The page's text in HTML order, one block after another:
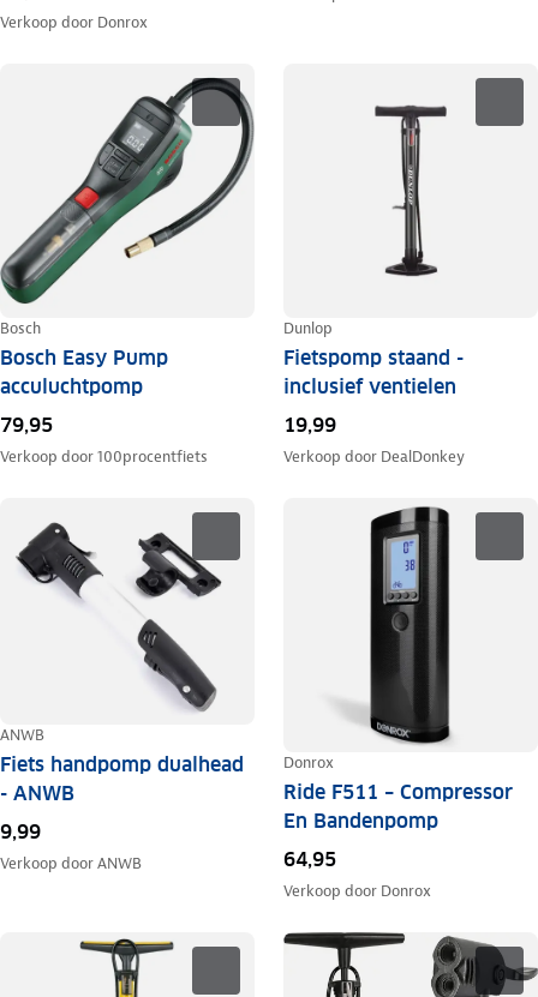
Verkoop door Donrox
Bosch
Bosch Easy Pump
acculuchtpomp
79,95
Verkoop door100procentfiets
Dunlop
Fietspomp staand -
inclusief ventielen
19,99
Verkoop door DealDonkey
ANWB
Fiets handpomp dualhead
- ANWB
9,99
Verkoop doorANWB
Donrox
Ride F511 – Compressor
En Bandenpomp
64,95
Verkoop door Donrox